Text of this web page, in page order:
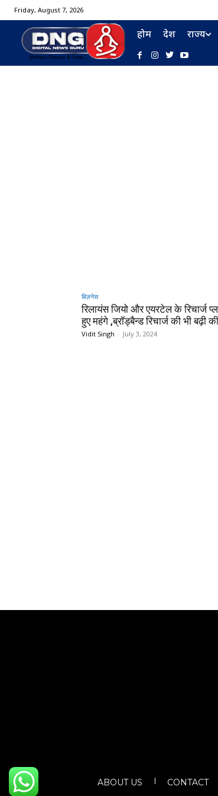
Friday, August 7, 2026
होम देश राज्य
बिज़नेस
रिलायंस जियो और एयरटेल के रिचार्ज
हुए महंगे ,ब्रॉड्बैन्ड रिचार्ज की भी बढ़ी
Vidit Singh - July 3, 2024
ABOUT US CONTACT